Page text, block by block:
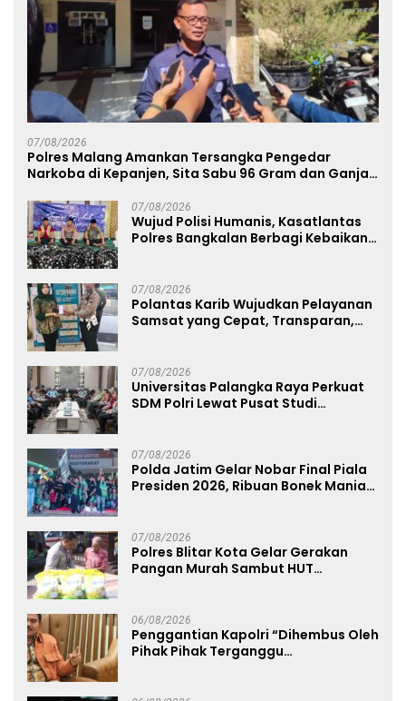
07/08/2026
Polres Malang Amankan Tersangka Pengedar
Narkoba di Kepanjen, Sita Sabu 96 Gram dan Ganja
07/08/2026
Wujud Polisi Humanis, Kasatlantas
Polres Bangkalan Berbagi Kebaikan
07/08/2026
Polantas Karib Wujudkan Pelayanan
Samsat yang Cepat, Transparan,
07/08/2026
Universitas Palangka Raya Perkuat
SDM Polri Lewat Pusat Studi
07/08/2026
Polda Jatim Gelar Nobar Final Piala
Presiden 2026, Ribuan Bonek Mania
07/08/2026
Polres Blitar Kota Gelar Gerakan
Pangan Murah Sambut HUT
06/08/2026
Penggantian Kapolri “Dihembus Oleh
Pihak Pihak Terganggu